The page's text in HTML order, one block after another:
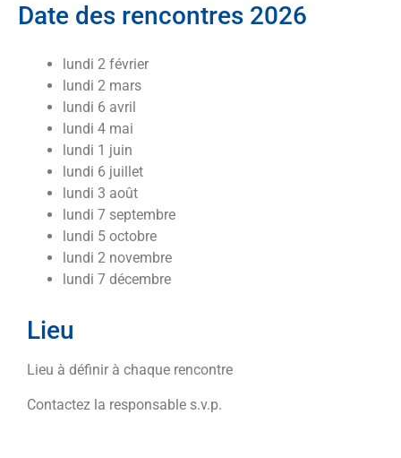
Date des rencontres 2026
lundi 2 février
lundi 2 mars
lundi 6 avril
lundi 4 mai
lundi 1 juin
lundi 6 juillet
lundi 3 août
lundi 7 septembre
lundi 5 octobre
lundi 2 novembre
lundi 7 décembre
Lieu
Lieu à définir à chaque rencontre
Contactez la responsable s.v.p.